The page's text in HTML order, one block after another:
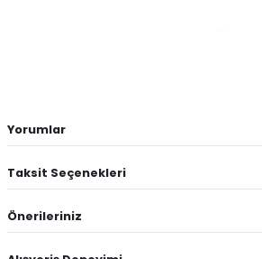
Yorumlar
Taksit Seçenekleri
Önerileriniz